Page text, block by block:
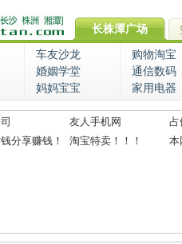
长株潭广场
车友沙龙
购物淘宝
婚姻学堂
通信数码
妈妈宝宝 家用电器
友人手机网
占
分享赚钱！
淘宝特卖！！！ 本